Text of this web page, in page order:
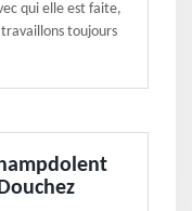
qui elle est faite,
toujours